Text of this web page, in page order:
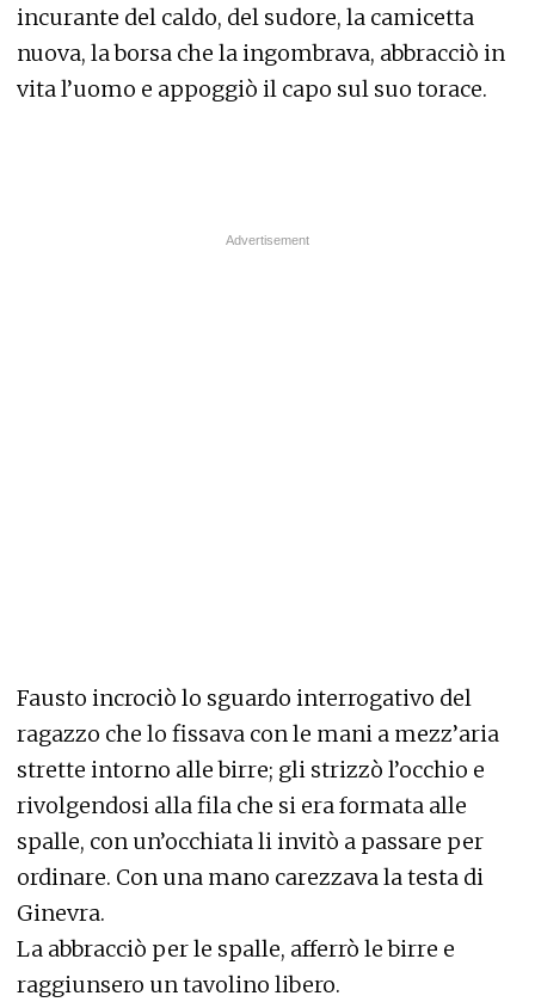
incurante del caldo, del sudore, la camicetta
nuova, la borsa che la ingombrava, abbracciò in
vita l’uomo e appoggiò il capo sul suo torace.
Fausto incrociò lo sguardo interrogativo del
ragazzo che lo fissava con le mani a mezz’aria
strette intorno alle birre; gli strizzò l’occhio e
rivolgendosi alla fila che si era formata alle
spalle, con un’occhiata li invitò a passare per
ordinare. Con una mano carezzava la testa di
Ginevra.
La abbracciò per le spalle, afferrò le birre e
raggiunsero un tavolino libero.